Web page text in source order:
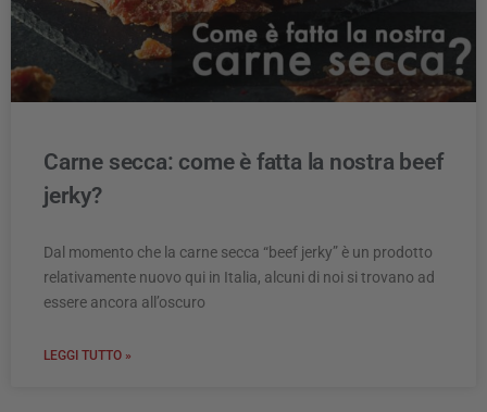
Carne secca: come è fatta la nostra beef
jerky?
Dal momento che la carne secca “beef jerky” è un prodotto
relativamente nuovo qui in Italia, alcuni di noi si trovano ad
essere ancora all’oscuro
LEGGI TUTTO »